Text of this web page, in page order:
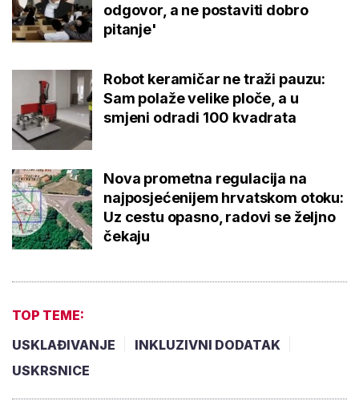
odgovor, a ne postaviti dobro
pitanje'
Robot keramičar ne traži pauzu:
Sam polaže velike ploče, a u
smjeni odradi 100 kvadrata
Nova prometna regulacija na
najposjećenijem hrvatskom otoku:
Uz cestu opasno, radovi se željno
čekaju
TOP TEME:
USKLAĐIVANJE
INKLUZIVNI DODATAK
USKRSNICE